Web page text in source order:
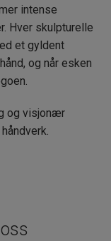
intense
Hver skulpturelle
et gyldent
og når esken
og visjonær